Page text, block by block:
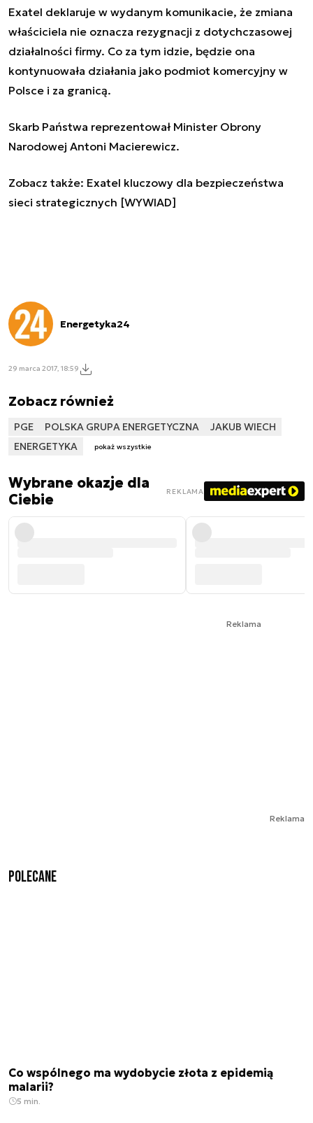
Exatel deklaruje w wydanym komunikacie, że zmiana
właściciela nie oznacza rezygnacji z dotychczasowej
działalności firmy. Co za tym idzie, będzie ona
kontynuowała działania jako podmiot komercyjny w
Polsce i za granicą.
Skarb Państwa reprezentował Minister Obrony
Narodowej Antoni Macierewicz.
Zobacz także: Exatel kluczowy dla bezpieczeństwa
sieci strategicznych [WYWIAD]
Energetyka24
29 marca 2017, 18:59
Zobacz również
PGE POLSKA GRUPA ENERGETYCZNA
JAKUB WIECH
ENERGETYKA
pokaż wszystkie
Wybrane okazje dla
Ciebie
REKLAMA
Reklama
Reklama
Polecane
Co wspólnego ma wydobycie złota z epidemią
malarii?
5 min.